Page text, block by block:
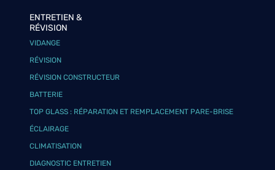
ENTRETIEN &
RÉVISION
VIDANGE
RÉVISION
RÉVISION CONSTRUCTEUR
BATTERIE
TOP GLASS : RÉPARATION ET REMPLACEMENT PARE-BRISE
ÉCLAIRAGE
CLIMATISATION
DIAGNOSTIC ENTRETIEN